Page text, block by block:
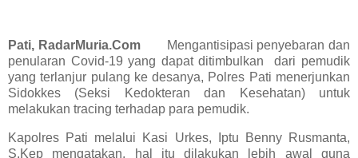
Pati, RadarMuria.ComMengantisipasi penyebaran dan
penularan Covid-19 yang dapat ditimbulkan dari pemudik
yang terlanjur pulang ke desanya, Polres Pati menerjunkan
Sidokkes (Seksi Kedokteran dan Kesehatan) untuk
melakukan tracing terhadap para pemudik.
Kapolres Pati melalui Kasi Urkes, Iptu Benny Rusmanta,
S.Kep mengatakan, hal itu dilakukan lebih awal guna